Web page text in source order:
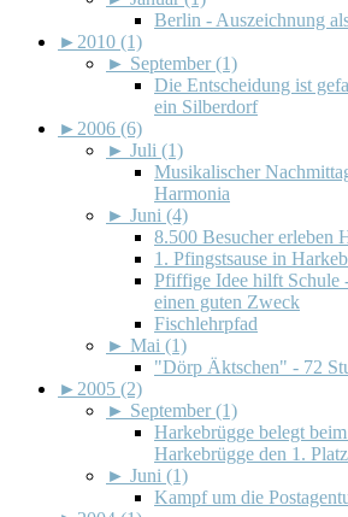
Berlin - Auszeichnung
► 2010 (1)
► September (1)
Die Entscheidung ist
ein Silberdorf
► 2006 (6)
► Juli (1)
Musikalischer
Harmonia
► Juni (4)
8.500 Besucher erleben
1. Pfingstsause in
Pfiffige Idee hilft Schule
einen guten Zweck
Fischlehrpfad
► Mai (1)
"Dörp Äktschen" - 72
► 2005 (2)
► September (1)
Harkebrügge belegt
Harkebrügge den 1.
► Juni (1)
Kampf um die